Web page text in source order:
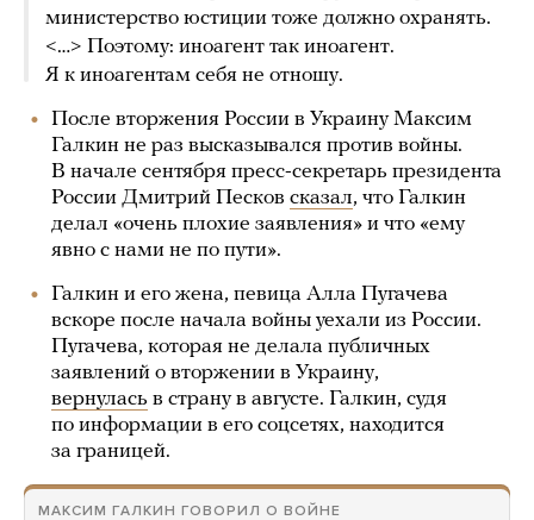
министерство юстиции тоже должно охранять.
<…> Поэтому: иноагент так иноагент.
Я к иноагентам себя не отношу.
После вторжения России в Украину Максим
Галкин не раз высказывался против войны.
В начале сентября пресс-секретарь президента
России Дмитрий Песков сказал, что Галкин
делал «очень плохие заявления» и что «ему
явно с нами не по пути».
Галкин и его жена, певица Алла Пугачева
вскоре после начала войны уехали из России.
Пугачева, которая не делала публичных
заявлений о вторжении в Украину,
вернулась в страну в августе. Галкин, судя
по информации в его соцсетях, находится
за границей.
МАКСИМ ГАЛКИН ГОВОРИЛ О ВОЙНЕ